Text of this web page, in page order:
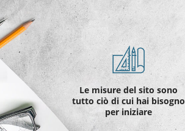
Le misure del sito sono
tutto ciò di cui hai bisogno
per iniziare